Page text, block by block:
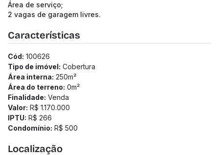
Área de serviço;
2 vagas de garagem livres.
Características
Cód: 100626
Tipo de imóvel: Cobertura
Área interna: 250m²
Área do terreno: 0m²
Finalidade: Venda
Valor: R$ 1.170.000
IPTU: R$ 266
Condomínio: R$ 500
Localização